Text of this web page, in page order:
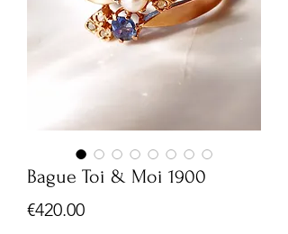
Bague Toi & Moi 1900
€420.00Price